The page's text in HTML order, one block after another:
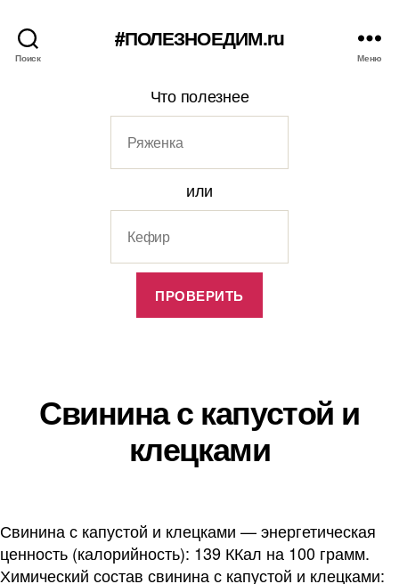
Поиск
#ПОЛЕЗНОЕДИМ.ru
Меню
Что полезнее
или
Свинина с капустой и
клецками
Свинина с капустой и клецками — энергетическая
ценность (калорийность): 139 ККал на 100 грамм.
Химический состав свинина с капустой и клецками: